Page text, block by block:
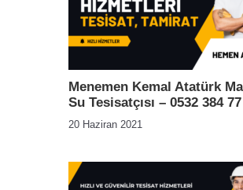
Menemen Kemal Atatürk
Su Tesisatçısı – 0532 384
20 Haziran 2021